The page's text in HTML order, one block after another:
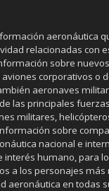
aeronáutica
relacionadas con
sobre
corporativos o
aeronaves
las principales
militares,
sobre
nacional e
interés humano, para
a los personajes
aeronáutica en todas